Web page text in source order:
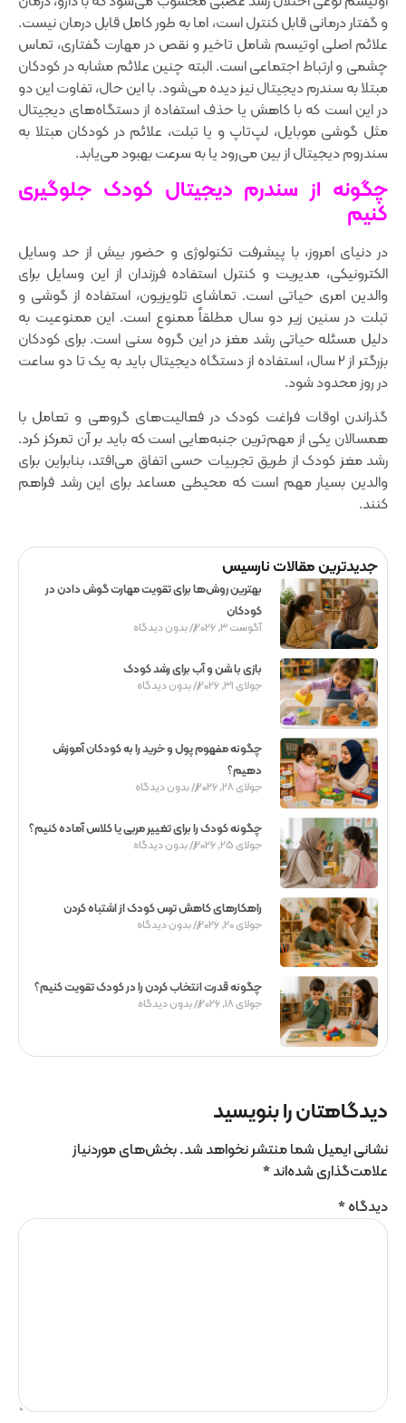
و گفتار درمانی قابل کنترل است، اما به طور کامل قابل درمان نیست.
علائم اصلی اوتیسم شامل تاخیر و نقص در مهارت گفتاری، تماس
چشمی‌ و ارتباط اجتماعی است. البته چنین علائم مشابه در کودکان
مبتلا به سندرم دیجیتال نیز دیده می‌شود. با این حال، تفاوت این دو
در این است که با کاهش یا حذف استفاده از دستگاه‌های دیجیتال
مثل گوشی موبایل، لپ‌تاپ و یا تبلت، علائم در کودکان مبتلا به
سندروم دیجیتال از بین می‌رود یا به سرعت بهبود می‌یابد.
چگونه از سندرم دیجیتال کودک جلوگیری
کنیم
در دنیای امروز، با پیشرفت تکنولوژی و حضور بیش از حد وسایل
الکترونیکی، مدیریت و کنترل استفاده فرزندان از این وسایل برای
والدین امری حیاتی است. تماشای تلویزیون، استفاده از گوشی و
تبلت در سنین زیر دو سال مطلقاً ممنوع است. این ممنوعیت به
دلیل مسئله حیاتی رشد مغز در این گروه سنی است. برای کودکان
بزرگتر از 2 سال، استفاده از دستگاه دیجیتال باید به یک تا دو ساعت
در روز محدود شود.
گذراندن اوقات فراغت کودک در فعالیت‌های گروهی و تعامل با
همسالان یکی از مهم‌ترین جنبه‌هایی است که باید بر آن تمرکز کرد.
رشد مغز کودک از طریق تجربیات حسی اتفاق می‌افتد، بنابراین برای
والدین بسیار مهم است که محیطی مساعد برای این رشد فراهم
کنند.
جدیدترین مقالات نارسیس
بهترین روش‌ها برای تقویت مهارت گوش دادن در
کودکان
آگوست 3, 2026 بدون دیدگاه
بازی با شن و آب برای رشد کودک
جولای 31, 2026 بدون دیدگاه
چگونه مفهوم پول و خرید را به کودکان آموزش
دهیم؟
جولای 28, 2026 بدون دیدگاه
چگونه کودک را برای تغییر مربی یا کلاس آماده کنیم؟
جولای 25, 2026 بدون دیدگاه
راهکارهای کاهش ترس کودک از اشتباه کردن
جولای 20, 2026 بدون دیدگاه
چگونه قدرت انتخاب کردن را در کودک تقویت کنیم؟
جولای 18, 2026 بدون دیدگاه
دیدگاهتان را بنویسید
نشانی ایمیل شما منتشر نخواهد شد.بخش‌های موردنیاز
علامت‌گذاری شده‌اند*
دیدگاه*